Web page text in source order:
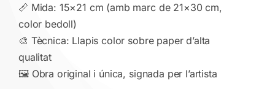
📏 Mida: 15×21 cm (amb marc de 21×30 cm,
color bedoll)
🎨 Tècnica: Llapis color sobre paper d’alta
qualitat
🖼 Obra original i única, signada per l’artista